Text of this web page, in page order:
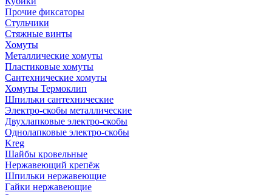
Прочие фиксаторы
Стульчики
Стяжные винты
Хомуты
Металлические хомуты
Пластиковые хомуты
Сантехнические хомуты
Хомуты Термоклип
Шпильки сантехнические
Электро-скобы металлические
Двухлапковые электро-скобы
Однолапковые электро-скобы
Kreg
Шайбы кровельные
Нержавеющий крепёж
Шпильки нержавеющие
Гайки нержавеющие